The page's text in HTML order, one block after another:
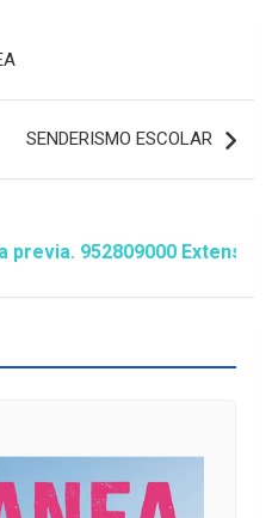
SENDERISMO ESCOLAR
Extensión 1481/